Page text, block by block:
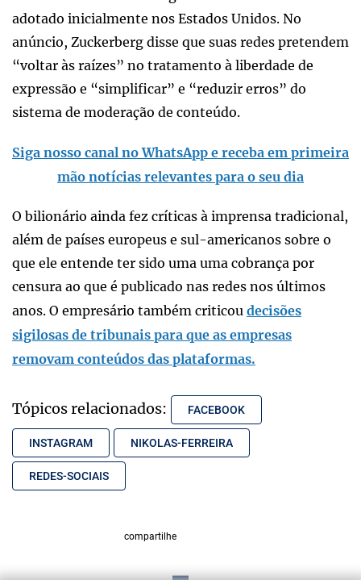
adotado inicialmente nos Estados Unidos. No
anúncio, Zuckerberg disse que suas redes pretendem
“voltar às raízes” no tratamento à liberdade de
expressão e “simplificar” e “reduzir erros” do
sistema de moderação de conteúdo.
Siga nosso canal no WhatsApp e receba em primeira
mão notícias relevantes para o seu dia
O bilionário ainda fez críticas à imprensa tradicional,
além de países europeus e sul-americanos sobre o
que ele entende ter sido uma uma cobrança por
censura ao que é publicado nas redes nos últimos
anos. O empresário também criticou decisões
sigilosas de tribunais para que as empresas
removam conteúdos das plataformas.
Tópicos relacionados: FACEBOOK
INSTAGRAM NIKOLAS-FERREIRA
REDES-SOCIAIS
compartilhe